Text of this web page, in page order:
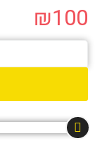
₪100